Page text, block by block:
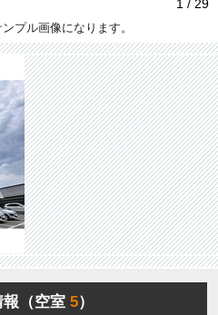
1 / 29
プル画像になります。
（空室5）